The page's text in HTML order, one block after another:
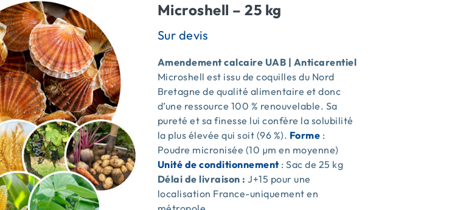
Microshell – 25 kg
Amendement calcaire UAB | Anticarentiel
Microshell est issu de coquilles du Nord
Bretagne de qualité alimentaire et donc
d’une ressource 100 % renouvelable. Sa
pureté et sa finesse lui confère la solubilité
la plus élevée qui soit (96 %). Forme :
Poudre micronisée (10 µm en moyenne)
Unité de conditionnement: Sac de 25 kg
Délai de livraison : J+15 pour une
localisation France-uniquement en